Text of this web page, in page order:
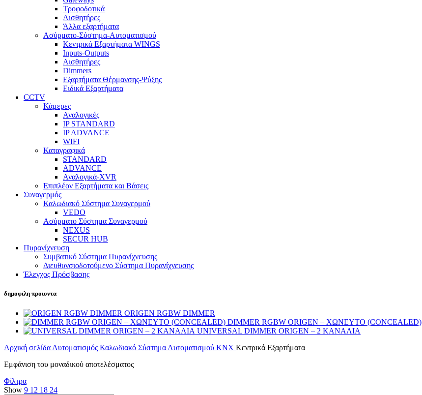
Τροφοδοτικά
Αισθητήρες
Άλλα εξαρτήματα
Ασύρματο-Σύστημα-Αυτοματισμού
Κεντρικά Εξαρτήματα WINGS
Inputs-Outputs
Αισθητήρες
Dimmers
Εξαρτήματα Θέρμανσης-Ψύξης
Ειδικά Εξαρτήματα
CCTV
Κάμερες
Αναλογικές
IP STANDARD
IP ADVANCE
WIFI
Καταγραφικά
STANDARD
ADVANCE
Αναλογικά-XVR
Επιπλέον Εξαρτήματα και Βάσεις
Συναγερμός
Καλωδιακό Σύστημα Συναγερμού
VEDO
Ασύρματο Σύστημα Συναγερμού
NEXUS
SECUR HUB
Πυρανίχνευση
Συμβατικό Σύστημα Πυρανίχνευσης
Διευθυνσιοδοτούμενο Σύστημα Πυρανίχνευσης
Έλεγχος Πρόσβασης
δημοφιλη προιοντα
ORIGEN RGBW DIMMER
DIMMER RGBW ORIGEN – ΧΩΝΕΥΤΟ (CONCEALED)
UNIVERSAL DIMMER ORIGEN – 2 ΚΑΝΑΛΙΑ
Αρχική σελίδα Αυτοματισμός Καλωδιακό Σύστημα Αυτοματισμού KNX Κεντρικά Εξαρτήματα
Εμφάνιση του μοναδικού αποτελέσματος
Φίλτρα
Show 9 12 18 24